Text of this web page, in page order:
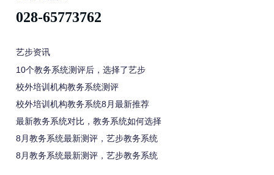
028-65773762
艺步资讯
10个教务系统测评后，选择了艺步
校外培训机构教务系统测评
校外培训机构教务系统8月最新推荐
最新教务系统对比，教务系统如何选择
8月教务系统最新测评，艺步教务系统
8月教务系统最新测评，艺步教务系统